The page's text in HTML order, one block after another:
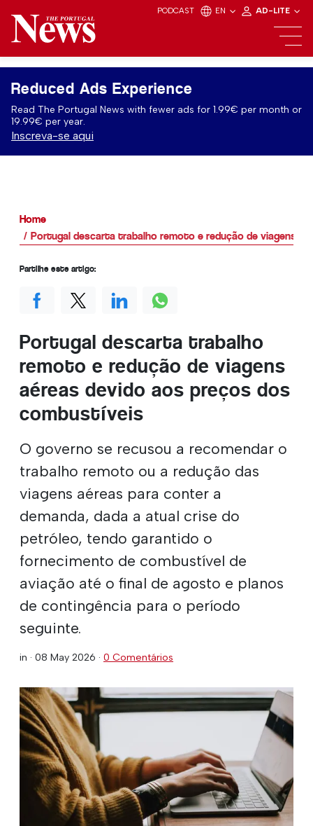
PODCAST EN AD-LITE
Reduced Ads Experience
Read The Portugal News with fewer ads for 1.99€ per month or
19.99€ per year.
Inscreva-se aqui
Home
Portugal descarta trabalho remoto e redução de viagens
Portugal descarta trabalho
remoto e redução de viagens
aéreas devido aos preços dos
combustíveis
O governo se recusou a recomendar o
trabalho remoto ou a redução das
viagens aéreas para conter a
demanda, dada a atual crise do
petróleo, tendo garantido o
fornecimento de combustível de
aviação até o final de agosto e planos
de contingência para o período
seguinte.
in · 08 May 2026 · 0 Comentários
Partilhe este artigo: